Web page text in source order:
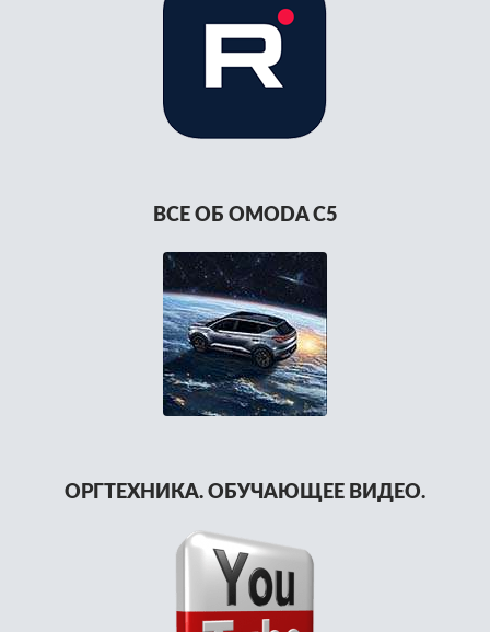
ВСЕ ОБ OMODA C5
ОРГТЕХНИКА. ОБУЧАЮЩЕЕ ВИДЕО.